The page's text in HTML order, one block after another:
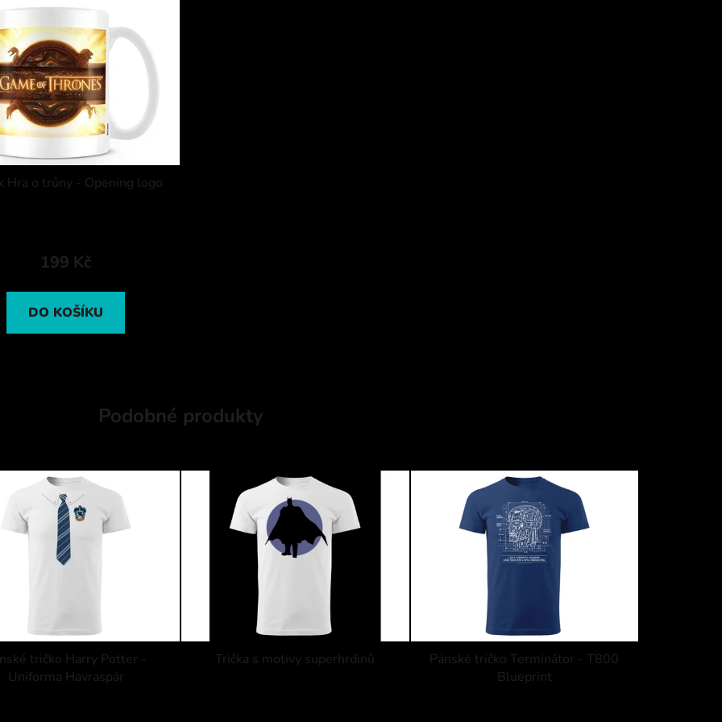
Hra o trůny - Opening logo
199 Kč
DO KOŠÍKU
Podobné produkty
tričko Harry Potter -
Uniforma Havraspár
Trička s motivy superhrdinů
Pánské tričko Terminátor - T800
Blueprint